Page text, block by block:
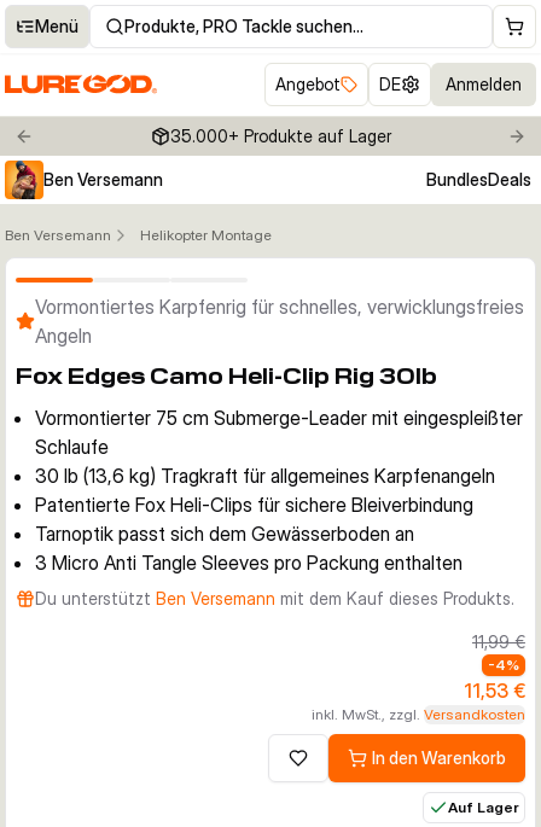
Menü Produkte, PRO Tackle suchen…
Angebot DE Anmelden
Previous slide 35.000+ Produkte auf Lager
Ben Versemann
BundlesDeals
Ben Versemann Helikopter Montage
Vormontiertes Karpfenrig für schnelles, verwicklungsfreies
Angeln
Fox Edges Camo Heli-Clip Rig 30lb
Vormontierter 75 cm Submerge-Leader mit eingespleißter
Schlaufe
30 lb (13,6 kg) Tragkraft für allgemeines Karpfenangeln
Patentierte Fox Heli-Clips für sichere Bleiverbindung
Tarnoptik passt sich dem Gewässerboden an
3 Micro Anti Tangle Sleeves pro Packung enthalten
Du unterstützt Ben Versemann mit dem Kauf dieses Produkts.
11,99 €
-4%
11,53 €
inkl. MwSt., zzgl. Versandkosten
Zur Wunschliste hinzufügen
In den Warenkorb
Auf Lager